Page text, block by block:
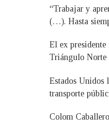
“Trabajar y
(…). Hasta
El ex
Triángulo Norte
Estados Unidos
transporte
Colom